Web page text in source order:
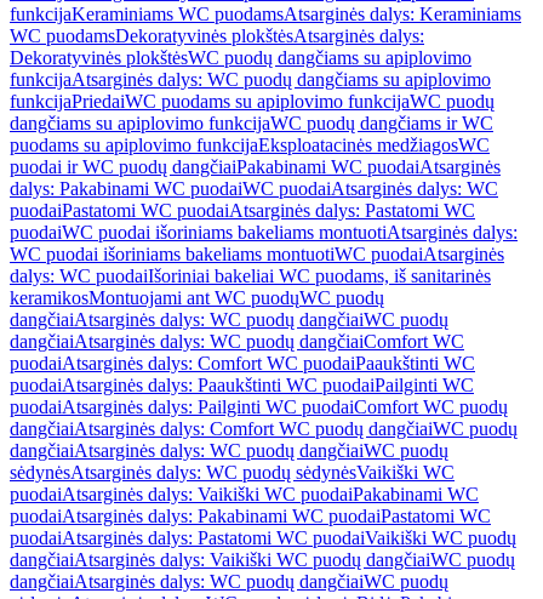
funkcijaKeraminiams WC puodamsAtsarginės dalys: Keraminiams
WC puodamsDekoratyvinės plokštėsAtsarginės dalys:
Dekoratyvinės plokštėsWC puodų dangčiams su apiplovimo
funkcijaAtsarginės dalys: WC puodų dangčiams su apiplovimo
funkcijaPriedaiWC puodams su apiplovimo funkcijaWC puodų
dangčiams su apiplovimo funkcijaWC puodų dangčiams ir WC
puodams su apiplovimo funkcijaEksploatacinės medžiagosWC
puodai ir WC puodų dangčiaiPakabinami WC puodaiAtsarginės
dalys: Pakabinami WC puodaiWC puodaiAtsarginės dalys: WC
puodaiPastatomi WC puodaiAtsarginės dalys: Pastatomi WC
puodaiWC puodai išoriniams bakeliams montuotiAtsarginės dalys:
WC puodai išoriniams bakeliams montuotiWC puodaiAtsarginės
dalys: WC puodaiIšoriniai bakeliai WC puodams, iš sanitarinės
keramikosMontuojami ant WC puodųWC puodų
dangčiaiAtsarginės dalys: WC puodų dangčiaiWC puodų
dangčiaiAtsarginės dalys: WC puodų dangčiaiComfort WC
puodaiAtsarginės dalys: Comfort WC puodaiPaaukštinti WC
puodaiAtsarginės dalys: Paaukštinti WC puodaiPailginti WC
puodaiAtsarginės dalys: Pailginti WC puodaiComfort WC puodų
dangčiaiAtsarginės dalys: Comfort WC puodų dangčiaiWC puodų
dangčiaiAtsarginės dalys: WC puodų dangčiaiWC puodų
sėdynėsAtsarginės dalys: WC puodų sėdynėsVaikiški WC
puodaiAtsarginės dalys: Vaikiški WC puodaiPakabinami WC
puodaiAtsarginės dalys: Pakabinami WC puodaiPastatomi WC
puodaiAtsarginės dalys: Pastatomi WC puodaiVaikiški WC puodų
dangčiaiAtsarginės dalys: Vaikiški WC puodų dangčiaiWC puodų
dangčiaiAtsarginės dalys: WC puodų dangčiaiWC puodų